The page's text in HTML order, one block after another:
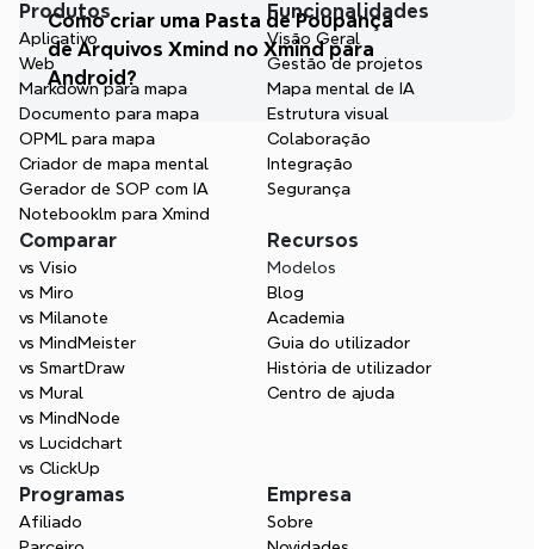
Como criar uma Pasta de Poupança
de Arquivos Xmind no Xmind para
Android?
Produtos
Aplicativo
Web
Markdown para mapa
Documento para mapa
OPML para mapa
Criador de mapa mental
Gerador de SOP com IA
Notebooklm para Xmind
Funcionalidades
Visão Geral
Gestão de projetos
Mapa mental de IA
Estrutura visual
Colaboração
Integração
Segurança
Comparar
vs Visio
vs Miro
vs Milanote
vs MindMeister
vs SmartDraw
vs Mural
vs MindNode
vs Lucidchart
vs ClickUp
Recursos
Modelos
Blog
Academia
Guia do utilizador
História de utilizador
Centro de ajuda
Programas
Afiliado
Empresa
Sobre